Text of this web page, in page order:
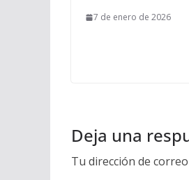
7 de enero de 2026
Deja una
Tu dirección de